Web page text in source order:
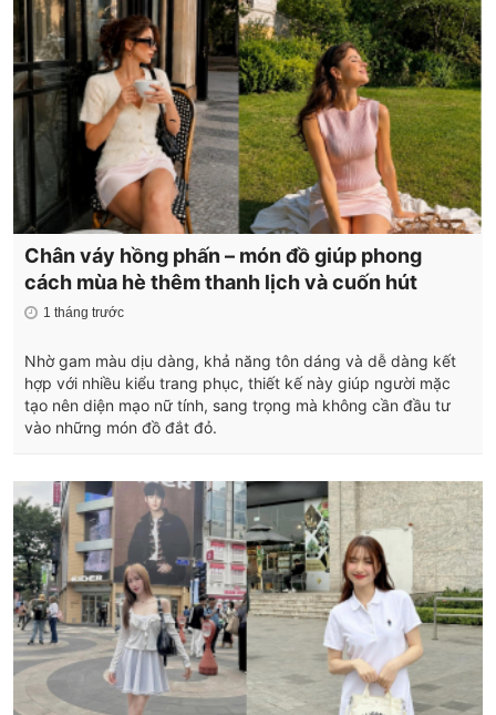
Chân váy hồng phấn – món đồ giúp phong
cách mùa hè thêm thanh lịch và cuốn hút
1 tháng trước
Nhờ gam màu dịu dàng, khả năng tôn dáng và dễ dàng kết
hợp với nhiều kiểu trang phục, thiết kế này giúp người mặc
tạo nên diện mạo nữ tính, sang trọng mà không cần đầu tư
vào những món đồ đắt đỏ.